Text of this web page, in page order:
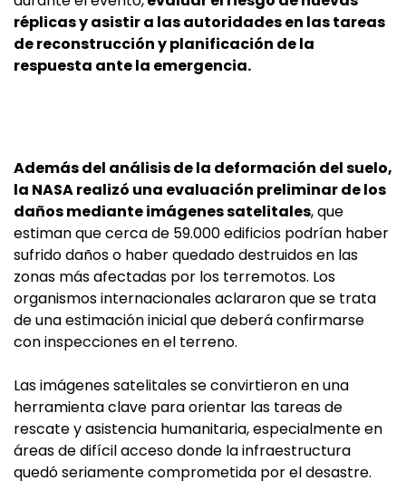
réplicas y asistir a las autoridades en las tareas
de reconstrucción y planificación de la
respuesta ante la emergencia.
Además del análisis de la deformación del suelo,
la NASA realizó una evaluación preliminar de los
daños mediante imágenes satelitales, que
estiman que cerca de 59.000 edificios podrían haber
sufrido daños o haber quedado destruidos en las
zonas más afectadas por los terremotos. Los
organismos internacionales aclararon que se trata
de una estimación inicial que deberá confirmarse
con inspecciones en el terreno.
Las imágenes satelitales se convirtieron en una
herramienta clave para orientar las tareas de
rescate y asistencia humanitaria, especialmente en
áreas de difícil acceso donde la infraestructura
quedó seriamente comprometida por el desastre.